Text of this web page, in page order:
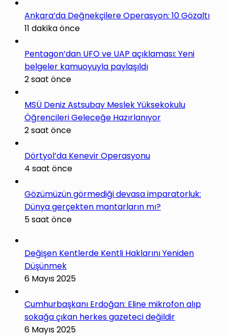
Ankara’da Değnekçilere Operasyon: 10 Gözaltı
11 dakika önce
Pentagon’dan UFO ve UAP açıklaması: Yeni
belgeler kamuoyuyla paylaşıldı
2 saat önce
MSÜ Deniz Astsubay Meslek Yüksekokulu
Öğrencileri Geleceğe Hazırlanıyor
2 saat önce
Dörtyol’da Kenevir Operasyonu
4 saat önce
Gözümüzün görmediği devasa imparatorluk:
Dünya gerçekten mantarların mı?
5 saat önce
Değişen Kentlerde Kentli Haklarını Yeniden
Düşünmek
6 Mayıs 2025
Cumhurbaşkanı Erdoğan: Eline mikrofon alıp
sokağa çıkan herkes gazeteci değildir
6 Mayıs 2025